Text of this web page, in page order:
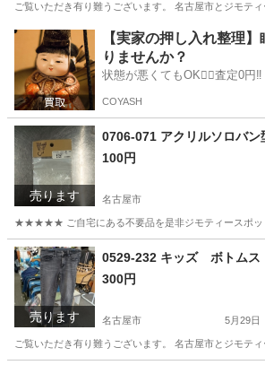
ご覧いただき有り難うございます。 名古屋市とジモ
愛知 名古屋市 ファブリック、カバー リユ
【実家の押し入れ整理
りませんか？
状態が悪くてもOK🙆‍♀️査定0円‼️
COYASH
売ります
0706-071 アクリルソロバ
100円
名古屋市
★★★★★ ご自宅にある不要品を是非ジモティースポッ
愛知 名古屋市 アクリル
売ります
0529-232 キッズ ボトムス
300円
名古屋市 5月29日
ご覧いただき有り難うございます。 名古屋市とジモ